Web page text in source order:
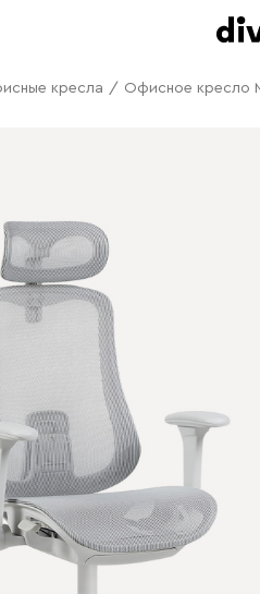
кресла / Офисное кресло